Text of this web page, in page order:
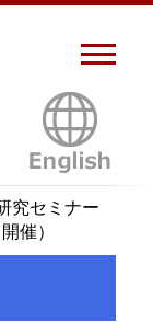
ル
究セミナー
催）